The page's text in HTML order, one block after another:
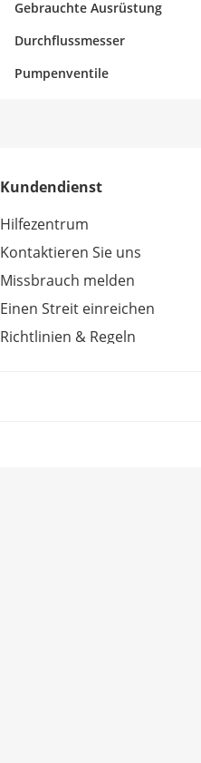
Gebrauchte Ausrüstung
Durchflussmesser
Pumpenventile
Kundendienst
Hilfezentrum
Kontaktieren Sie uns
Missbrauch melden
Einen Streit einreichen
Richtlinien & Regeln